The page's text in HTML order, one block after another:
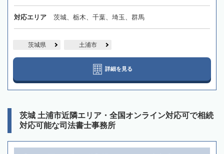
対応エリア 茨城、栃木、千葉、埼玉、群馬
茨城県 土浦市
詳細を見る
茨城 土浦市近隣エリア・全国オンライン対応可で相続
対応可能な司法書士事務所